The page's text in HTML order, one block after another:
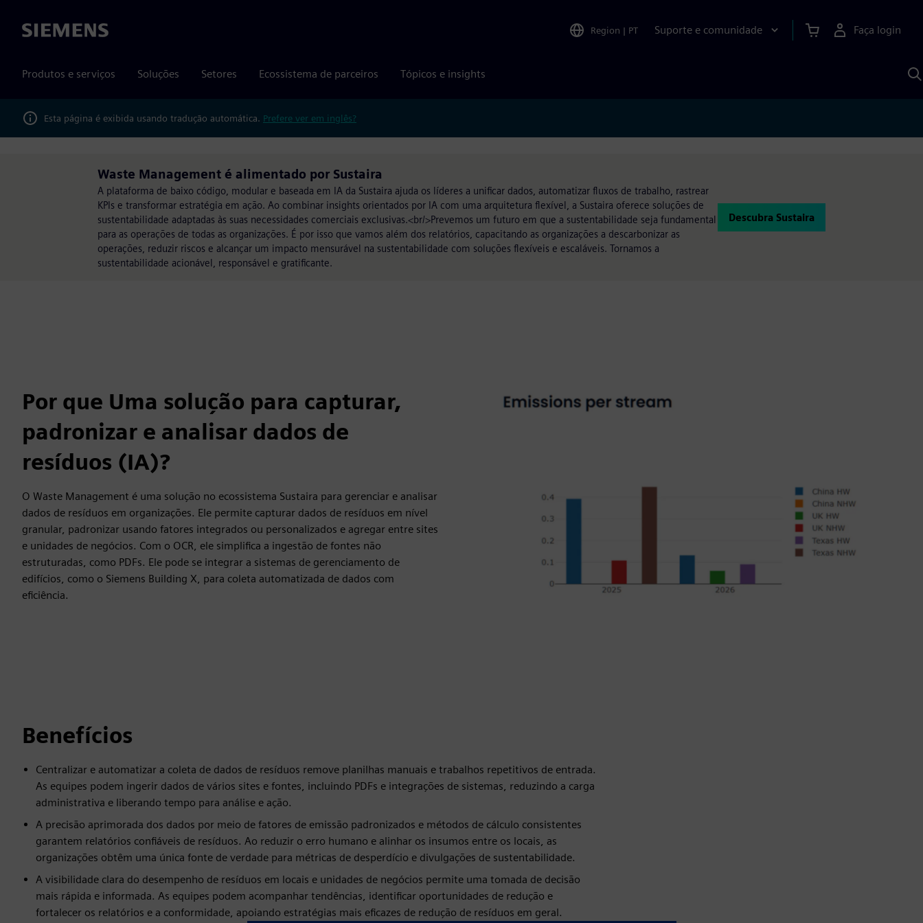
Siemens Region | PT Suporte e comunidade Faça login
Produtos e serviços Soluções Setores Ecossistema de parceiros Tópicos e insights
Esta página é exibida usando tradução automática. Prefere ver em inglês?
Waste Management é alimentado por Sustaira
A plataforma de baixo código, modular e baseada em IA da Sustaira ajuda os líderes a unificar dados, automatizar fluxos de trabalho, rastrear
KPIs e transformar estratégia em ação. Ao combinar insights orientados por IA com uma arquitetura flexível, a Sustaira oferece soluções de
sustentabilidade adaptadas às suas necessidades comerciais exclusivas.<br/>Prevemos um futuro em que a sustentabilidade seja fundamental
para as operações de todas as organizações. É por isso que vamos além dos relatórios, capacitando as organizações a descarbonizar as
operações, reduzir riscos e alcançar um impacto mensurável na sustentabilidade com soluções flexíveis e escaláveis. Tornamos a
sustentabilidade acionável, responsável e gratificante.
Descubra Sustaira
Por que Uma solução para capturar,
padronizar e analisar dados de
resíduos (IA)?
O Waste Management é uma solução no ecossistema Sustaira para gerenciar e analisar
dados de resíduos em organizações. Ele permite capturar dados de resíduos em nível
granular, padronizar usando fatores integrados ou personalizados e agregar entre sites
e unidades de negócios. Com o OCR, ele simplifica a ingestão de fontes não
estruturadas, como PDFs. Ele pode se integrar a sistemas de gerenciamento de
edifícios, como o Siemens Building X, para coleta automatizada de dados com
eficiência.
Benefícios
Centralizar e automatizar a coleta de dados de resíduos remove planilhas manuais e trabalhos repetitivos de entrada.
As equipes podem ingerir dados de vários sites e fontes, incluindo PDFs e integrações de sistemas, reduzindo a carga
administrativa e liberando tempo para análise e ação.
A precisão aprimorada dos dados por meio de fatores de emissão padronizados e métodos de cálculo consistentes
garantem relatórios confiáveis de resíduos. Ao reduzir o erro humano e alinhar os insumos entre os locais, as
organizações obtêm uma única fonte de verdade para métricas de desperdício e divulgações de sustentabilidade.
A visibilidade clara do desempenho de resíduos em locais e unidades de negócios permite uma tomada de decisão
mais rápida e informada. As equipes podem acompanhar tendências, identificar oportunidades de redução e
fortalecer os relatórios e a conformidade, apoiando estratégias mais eficazes de redução de resíduos em geral.